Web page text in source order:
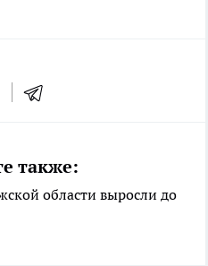
также:
области выросли до